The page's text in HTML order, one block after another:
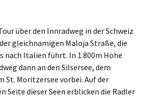
über den Innradweg in der Schweiz
gleichnamigen Maloja Straße, die
nach Italien führt. In 1.800m Höhe
dann an den Silsersee, dem
St. Moritzersee vorbei. Auf der
Seite dieser Seen erblicken die Radler